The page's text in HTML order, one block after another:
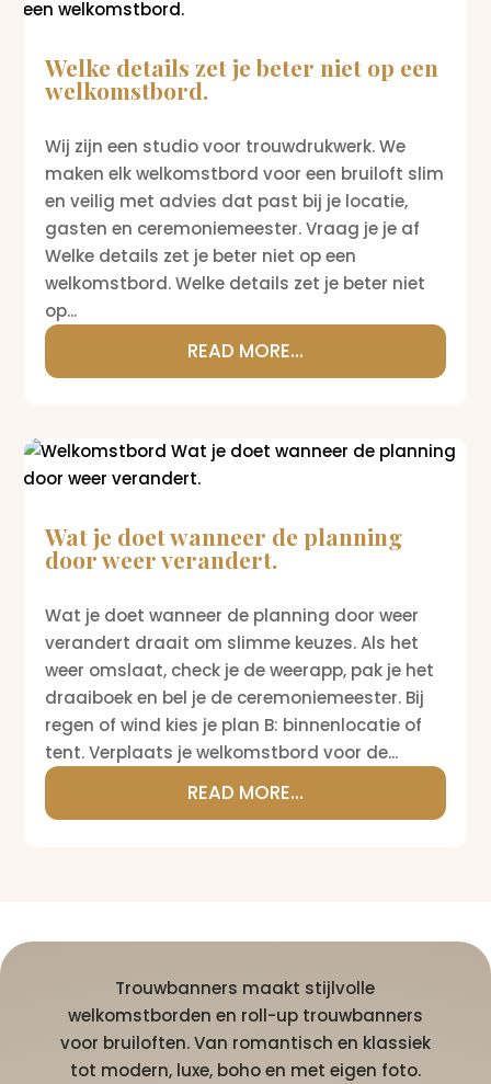
Welke details zet je beter niet op een
welkomstbord.
Wij zijn een studio voor trouwdrukwerk. We
maken elk welkomstbord voor een bruiloft slim
en veilig met advies dat past bij je locatie,
gasten en ceremoniemeester. Vraag je je af
Welke details zet je beter niet op een
welkomstbord. Welke details zet je beter niet
op...
READ MORE...
Wat je doet wanneer de planning
door weer verandert.
Wat je doet wanneer de planning door weer
verandert draait om slimme keuzes. Als het
weer omslaat, check je de weerapp, pak je het
draaiboek en bel je de ceremoniemeester. Bij
regen of wind kies je plan B: binnenlocatie of
tent. Verplaats je welkomstbord voor de...
READ MORE...
Trouwbanners maakt stijlvolle
welkomstborden en roll-up trouwbanners
voor bruiloften. Van romantisch en klassiek
tot modern, luxe, boho en met eigen foto.